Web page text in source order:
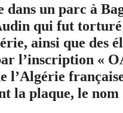
dans un parc à
qui fut torturé
ainsi que des
l’inscription «
l’Algérie
la plaque, le